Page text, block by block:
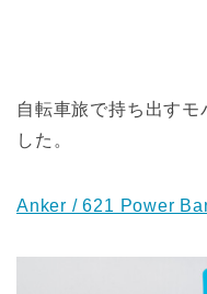
自転車旅で持ち出すモ
した。
Anker / 621 Power